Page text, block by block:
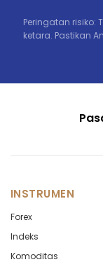
CADSGD
CHFHUF
CHFSEK
CHFSGD
Peringatan risiko:
ketara. Pastikan
INSTRUMEN
Forex
Indeks
Komoditas